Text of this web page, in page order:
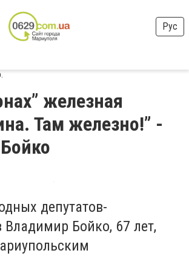
Рус
железная
Там железно!” -
депутатов-
Владимир Бойко, 67 лет,